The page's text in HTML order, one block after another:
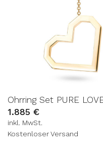
Ohrring Set PURE
1.885 €
inkl. MwSt.
Kostenloser Versand